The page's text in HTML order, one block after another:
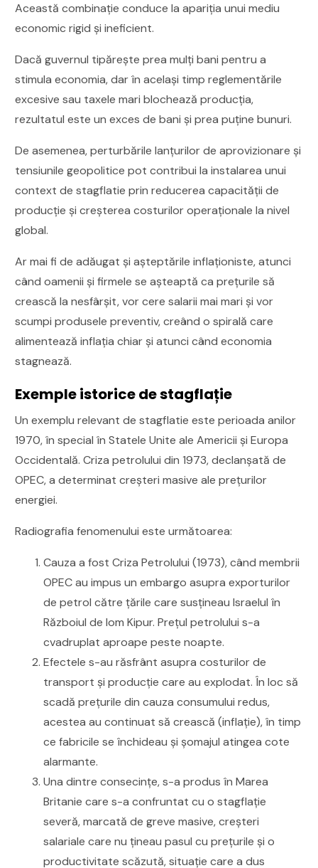
Această combinație conduce la apariția unui mediu
economic rigid și ineficient.
Dacă guvernul tipărește prea mulți bani pentru a
stimula economia, dar în același timp reglementările
excesive sau taxele mari blochează producția,
rezultatul este un exces de bani și prea puține bunuri.
De asemenea, perturbările lanțurilor de aprovizionare și
tensiunile geopolitice pot contribui la instalarea unui
context de stagflatie prin reducerea capacității de
producție și creșterea costurilor operaționale la nivel
global.
Ar mai fi de adăugat și așteptările inflaționiste, atunci
când oamenii și firmele se așteaptă ca prețurile să
crească la nesfârșit, vor cere salarii mai mari și vor
scumpi produsele preventiv, creând o spirală care
alimentează inflația chiar și atunci când economia
stagnează.
Exemple istorice de stagflație
Un exemplu relevant de stagflatie este perioada anilor
1970, în special în Statele Unite ale Americii și Europa
Occidentală. Criza petrolului din 1973, declanșată de
OPEC, a determinat creșteri masive ale prețurilor
energiei.
Radiografia fenomenului este următoarea:
Cauza a fost Criza Petrolului (1973), când membrii
OPEC au impus un embargo asupra exporturilor
de petrol către țările care susțineau Israelul în
Războiul de Iom Kipur. Prețul petrolului s-a
cvadruplat aproape peste noapte.
Efectele s-au răsfrânt asupra costurilor de
transport și producție care au explodat. În loc să
scadă prețurile din cauza consumului redus,
acestea au continuat să crească (inflație), în timp
ce fabricile se închideau și șomajul atingea cote
alarmante.
Una dintre consecințe, s-a produs în Marea
Britanie care s-a confruntat cu o stagflație
severă, marcată de greve masive, creșteri
salariale care nu țineau pasul cu prețurile și o
productivitate scăzută, situație care a dus